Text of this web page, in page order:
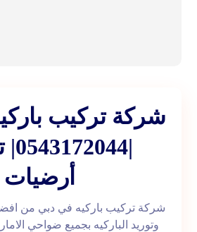
شركة تركيب
أرضيات
شركة تركيب باركيه في دبي من
وتوريد الباركيه بجميع ضواحي